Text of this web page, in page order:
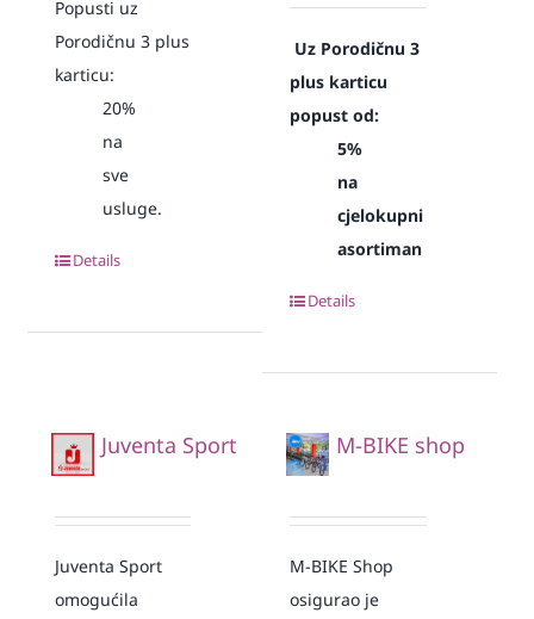
Popusti uz
Porodičnu 3 plus
karticu:
20%
na
sve
usluge.
Details
Uz Porodičnu 3
plus karticu
popust od:
5%
na
cjelokupni
asortiman
Details
Juventa Sport
Juventa Sport
omogućila
M-BIKE shop
M-BIKE Shop
osigurao je